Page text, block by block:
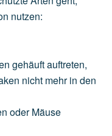
nutzen:
gehäuftauftreten,
nicht mehr in den
oder Mäuse